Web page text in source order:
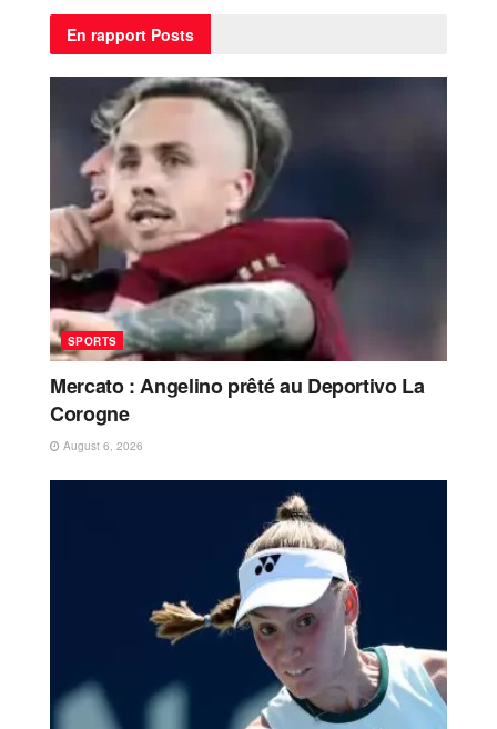
En rapport Posts
SPORTS
Mercato : Angelino prêté au Deportivo La
Corogne
August 6, 2026